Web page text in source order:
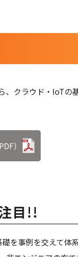
、クラウド・IoTの
）
目!!
を事例を交えて体